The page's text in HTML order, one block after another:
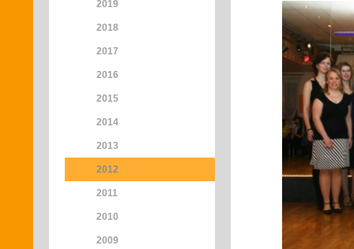
2019
2018
2017
2016
2015
2014
2013
2012
2011
2010
2009